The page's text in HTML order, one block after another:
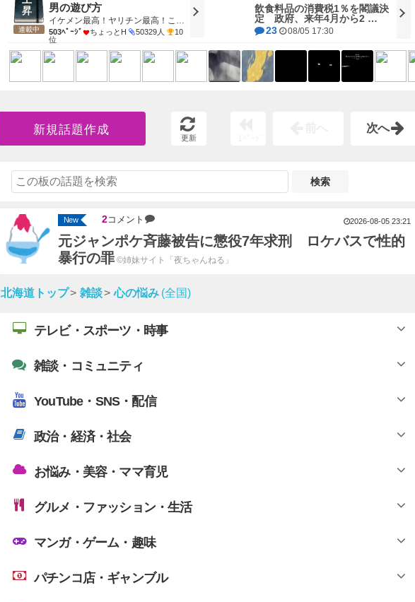
男の遊び方
連載中 503ﾍﾟｰｼﾞ ちょっとH 50329人
10
位
飲食料品の消費税1％を閣議決
定 政府、来年4月から2 …
23
08/05 17:30
新規話題作成
更新
次へ
検索
New 2コメント
元ジャンポケ斉藤被告に懲役7年求刑 ロケバスで性的
暴行の罪 ©姉妹サイト「夜ちゃんねる」
2026-08-05 23:21
北海道トップ 雑談 心の悩み (全国)
テレビ・スポーツ・時事
雑談・コミュニティ
YouTube・SNS・配信
政治・経済・社会
お悩み・美容・ママ育児
グルメ・ファッション・生活
マンガ・ゲーム・趣味
パチンコ店・ギャンブル